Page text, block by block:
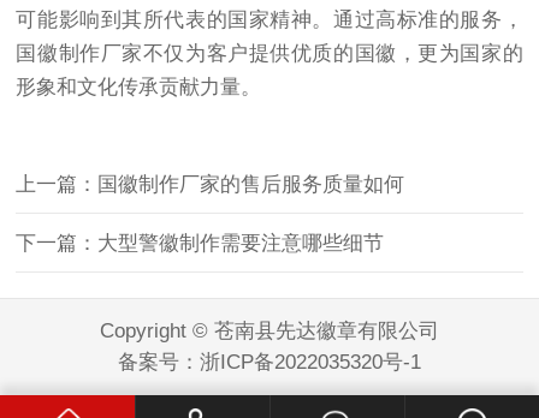
可能影响到其所代表的国家精神。通过高标准的服务，
国徽制作厂家不仅为客户提供优质的国徽，更为国家的
形象和文化传承贡献力量。
上一篇：国徽制作厂家的售后服务质量如何
下一篇：大型警徽制作需要注意哪些细节
Copyright © 苍南县先达徽章有限公司
备案号： 浙ICP备2022035320号-1